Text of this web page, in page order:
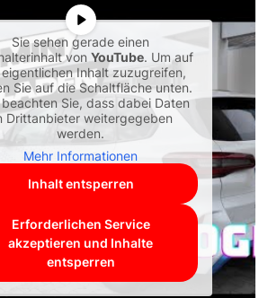
Sie sehen gerade einen
vonYouTube. Um auf
Inhalt zuzugreifen,
Sie auf die Schaltfläche unten.
Sie, dass dabei Daten
Drittanbieter weitergegeben
werden.
Mehr Informationen
Inhalt entsperren
Erforderlichen Service
akzeptieren und Inhalte
entsperren